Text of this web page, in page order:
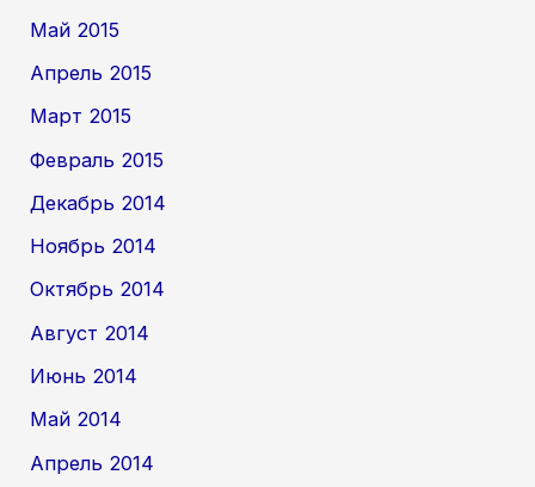
Май 2015
Апрель 2015
Март 2015
Февраль 2015
Декабрь 2014
Ноябрь 2014
Октябрь 2014
Август 2014
Июнь 2014
Май 2014
Апрель 2014